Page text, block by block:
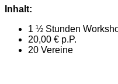
Inhalt:
1 ½ Stunden
20,00 € p.P.
20 Vereine